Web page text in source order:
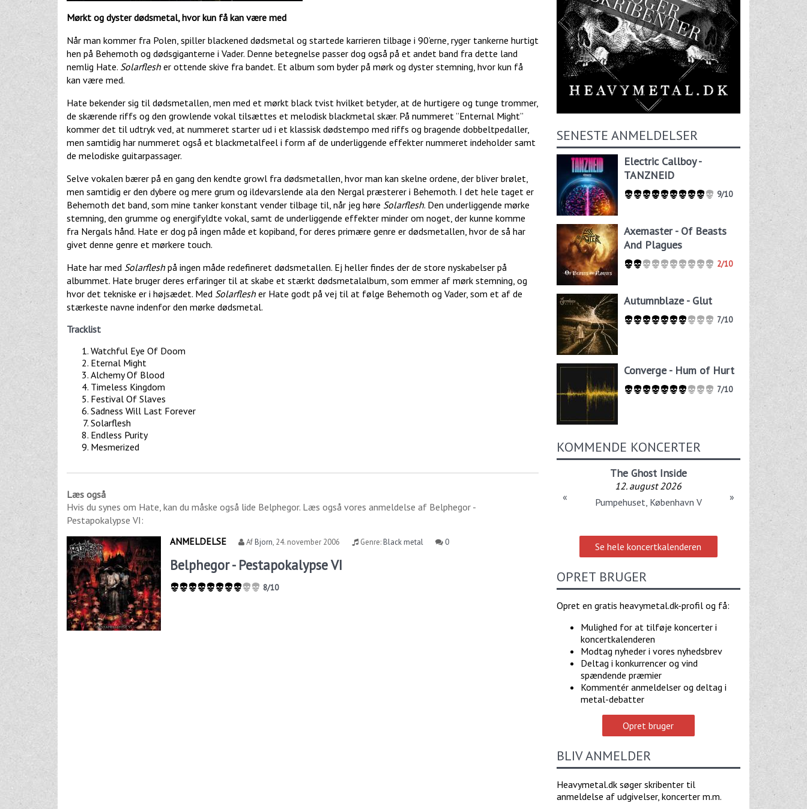
Mørkt og dyster dødsmetal, hvor kun få kan være med
Når man kommer fra Polen, spiller blackened dødsmetal og startede karrieren tilbage i 90’erne, ryger tankerne hurtigt
hen på Behemoth og dødsgiganterne i Vader. Denne betegnelse passer dog også på et andet band fra dette land
nemlig Hate. Solarflesh er ottende skive fra bandet. Et album som byder på mørk og dyster stemning, hvor kun få
kan være med.
Hate bekender sig til dødsmetallen, men med et mørkt black tvist hvilket betyder, at de hurtigere og tunge trommer,
de skærende riffs og den growlende vokal tilsættes et melodisk blackmetal skær. På nummeret ”Enternal Might”
kommer det til udtryk ved, at nummeret starter ud i et klassisk dødstempo med riffs og bragende dobbeltpedaller,
men samtidig har nummeret også et blackmetalfeel i form af de underliggende effekter nummeret indeholder samt
de melodiske guitarpassager.
Selve vokalen bærer på en gang den kendte growl fra dødsmetallen, hvor man kan skelne ordene, der bliver brølet,
men samtidig er den dybere og mere grum og ildevarslende ala den Nergal præsterer i Behemoth. I det hele taget er
Behemoth det band, som mine tanker konstant vender tilbage til, når jeg høre Solarflesh. Den underliggende mørke
stemning, den grumme og energifyldte vokal, samt de underliggende effekter minder om noget, der kunne komme
fra Nergals hånd. Hate er dog på ingen måde et kopiband, for deres primære genre er dødsmetallen, hvor de så har
givet denne genre et mørkere touch.
Hate har med Solarflesh på ingen måde redefineret dødsmetallen. Ej heller findes der de store nyskabelser på
albummet. Hate bruger deres erfaringer til at skabe et stærkt dødsmetalalbum, som emmer af mørk stemning, og
hvor det tekniske er i højsædet. Med Solarflesh er Hate godt på vej til at følge Behemoth og Vader, som et af de
stærkeste navne indenfor den mørke dødsmetal.
Tracklist
Watchful Eye Of Doom
Eternal Might
Alchemy Of Blood
Timeless Kingdom
Festival Of Slaves
Sadness Will Last Forever
Solarflesh
Endless Purity
Mesmerized
Læs også
Hvis du synes om Hate , kan du måske også lide Belphegor. Læs også vores anmeldelse af Belphegor -
Pestapokalypse VI :
ANMELDELSE
AfBjorn, 24. november 2006 Genre:Black metal 0
Belphegor - Pestapokalypse VI
8/10
SENESTE ANMELDELSER
Electric Callboy -
TANZNEID
9/10
Axemaster - Of Beasts
And Plagues
2/10
Autumnblaze - Glut
7/10
Converge - Hum of Hurt
7/10
KOMMENDE KONCERTER
The Ghost Inside
12. august 2026
Pumpehuset, København V
« »
Se hele koncertkalenderen
OPRET BRUGER
Opret en gratis heavymetal.dk-profil og få:
Mulighed for at tilføje koncerter i
koncertkalenderen
Modtag nyheder i vores nyhedsbrev
Deltag i konkurrencer og vind
spændende præmier
Kommentér anmeldelser og deltag i
metal-debatter
Opret bruger
BLIV ANMELDER
Heavymetal.dk søger skribenter til
anmeldelse af udgivelser, koncerter m.m.